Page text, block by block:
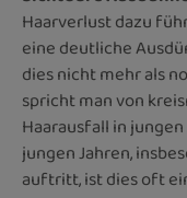
Haarverlust dazu
eine deutliche
dies nicht mehr als
spricht man von
Haarausfall in
jungen Jahren,
auftritt, ist dies oft